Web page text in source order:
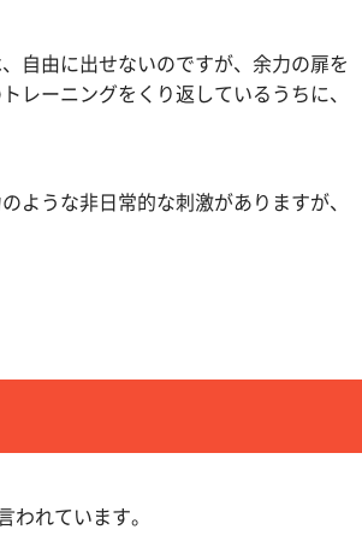
自由に出せないのですが、余力の扉を
レーニングをくり返しているうちに、
ような非日常的な刺激がありますが、
れています。